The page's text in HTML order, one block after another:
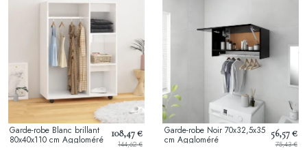
Garde-robe Blanc brillant
80x40x110 cm Aggloméré
108,47 €
144,62 €
Garde-robe Noir 70x32,5x35
cm Aggloméré
56,57 €
75,43 €